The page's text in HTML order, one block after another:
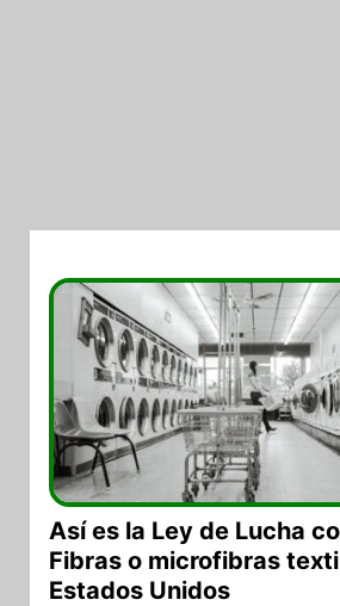
Así es la Ley de Lucha
Fibras o microfibras
Estados Unidos